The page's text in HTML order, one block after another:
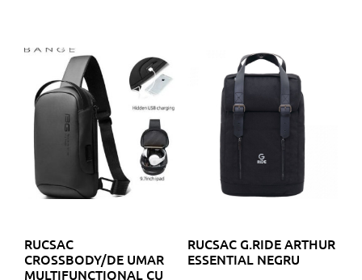
RUCSAC
CROSSBODY/DE UMAR
MULTIFUNCTIONAL CU
RUCSAC G.RIDE ARTHUR
ESSENTIAL NEGRU